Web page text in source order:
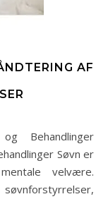
AF
Søvn er
velvære.